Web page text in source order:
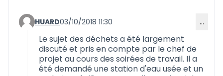
Commentaire 580 (réponse au commentaire 567)
HUARD03/10/2018 11:30 …
Le sujet des déchets a été largement
discuté et pris en compte par le chef de
projet au cours des soirées de travail. Il a
été demandé une station d'eau usée et un